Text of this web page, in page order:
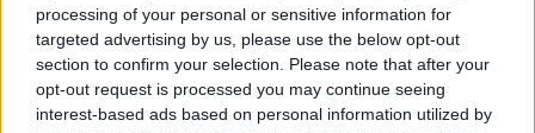
processing of your personal or sensitive information for
targeted advertising by us, please use the below opt-out
section to confirm your selection. Please note that after your
opt-out request is processed you may continue seeing
interest-based ads based on personal information utilized by
Ξένοι εφοπλιστές πληρώνουν αδρά προκειμένου τα σκάφη
τους να πλέον υπό τη σημαία του πολυνησιακού αρχιπελάγους
στο οποίο δεν έχουν πατήσει το πόδι τους ποτέ.
Συντακτική